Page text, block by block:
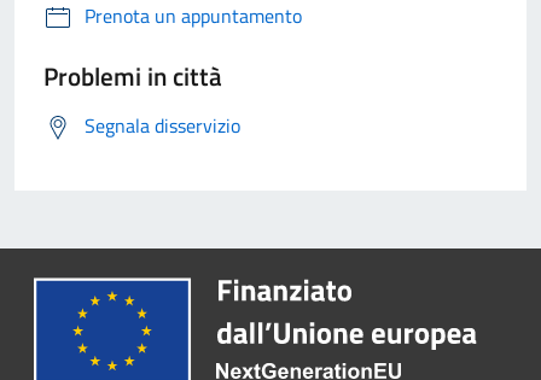
Prenota un appuntamento
Problemi in città
Segnala disservizio